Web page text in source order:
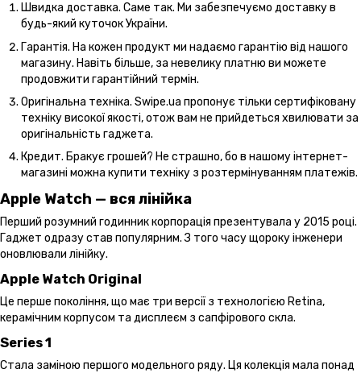
Швидка доставка. Саме так. Ми забезпечуємо доставку в
будь-який куточок України.
Гарантія. На кожен продукт ми надаємо гарантію від нашого
магазину. Навіть більше, за невелику платню ви можете
продовжити гарантійний термін.
Оригінальна техніка. Swipe.ua пропонує тільки сертифіковану
техніку високої якості, отож вам не прийдеться хвилювати за
оригінальність гаджета.
Кредит. Бракує грошей? Не страшно, бо в нашому інтернет-
магазині можна купити техніку з розтермінуванням платежів.
Apple Watch — вся лінійка
Перший розумний годинник корпорація презентувала у 2015 році.
Гаджет одразу став популярним. З того часу щороку інженери
оновлювали лінійку.
Apple Watch Original
Це перше покоління, що має три версії з технологією Retina,
керамічним корпусом та дисплеєм з сапфірового скла.
Series 1
Стала заміною першого модельного ряду. Ця колекція мала понад